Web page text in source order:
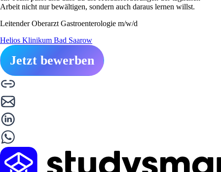
Arbeit nicht nur bewältigen, sondern auch daraus lernen willst.
Leitender Oberarzt Gastroenterologie m/w/d
Helios Klinikum Bad Saarow
Jetzt bewerben